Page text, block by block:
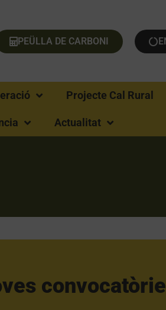
PEÜLLA DE CARBONI
Projecte Cal Rural
Actualitat